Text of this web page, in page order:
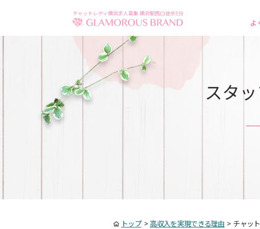
チャットレディ横浜求人募集 横浜駅西口徒歩5分
よ
スタ
トップ> 高収入を実現できる理由 > チャッ